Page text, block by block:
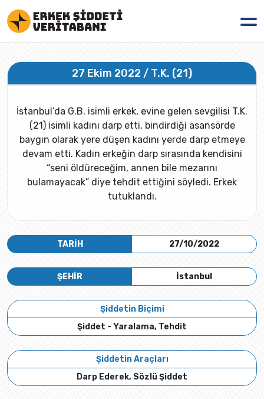
27 Ekim 2022 / T.K. (21)
İstanbul’da G.B. isimli erkek, evine gelen sevgilisi T.K.
(21) isimli kadını darp etti, bindirdiği asansörde
baygın olarak yere düşen kadını yerde darp etmeye
devam etti. Kadın erkeğin darp sırasında kendisini
“seni öldüreceğim, annen bile mezarını
bulamayacak” diye tehdit ettiğini söyledi. Erkek
tutuklandı.
TARİH 27/10/2022
İstanbul
ŞEHİR
Şiddetin Biçimi
Şiddet - Yaralama, Tehdit
Şiddetin Araçları
Darp Ederek, Sözlü Şiddet